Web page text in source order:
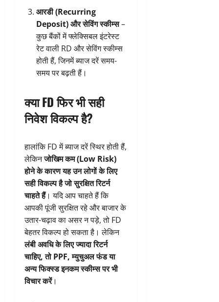
आरडी (Recurring
Deposit) और सेविंग स्कीम्स–
कुछ बैंकों में फ्लेक्सिबल इंटरेस्ट
रेट वाली RD और सेविंग स्कीम्स
होती हैं, जिनमें ब्याज दरें समय-
समय पर बढ़ती हैं।
क्या FD फिर भी सही
निवेश विकल्प है?
हालांकि FD में ब्याज दरें स्थिर होती हैं,
लेकिनजोखिम कम (Low Risk)
होने के कारण यह उन लोगों के लिए
सही विकल्प है जो सुरक्षित रिटर्न
चाहते हैं। यदि आप चाहते हैं कि
आपकी पूंजी सुरक्षित रहे और बाजार के
उतार-चढ़ाव का असर न पड़े, तो FD
बेहतर विकल्प हो सकता है। लेकिन
लंबी अवधि के लिए ज्यादा रिटर्न
चाहिए, तो PPF, म्युचुअल फंड या
अन्य फिक्स्ड इनकम स्कीम्स पर भी
विचार करें।